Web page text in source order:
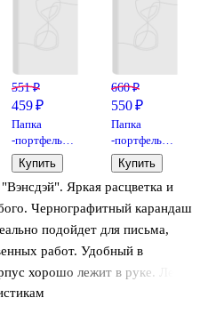
Яркая расцветка и
Чернографитный карандаш
подойдет для письма,
работ. Удобный в
хорошо лежит в руке. Легко
срез. Ударопрочный
551 ₽
459 ₽
Папка
-портфель
пластиковый
А4+,
прозрачный
с красным
отделения
Купить
660 ₽
550 ₽
Папка
-портфель
пластиковый
«Nice
flamingo»
А4, 12
индивидуальной
упаковке, в
ассортименте
Купить